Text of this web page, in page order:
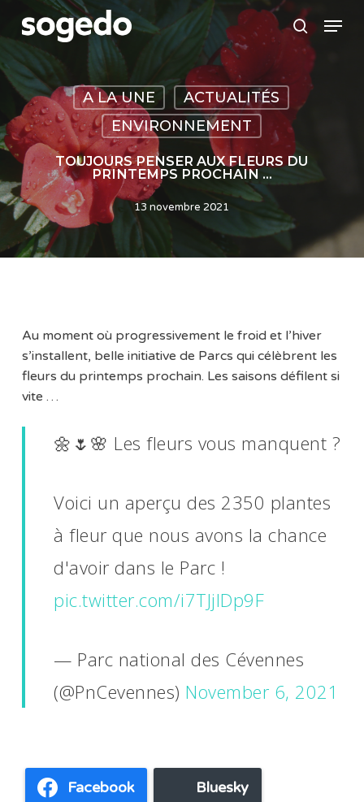
main
content
search
Menu
A LA UNE
ACTUALITÉS
ENVIRONNEMENT
TOUJOURS PENSER AUX FLEURS DU
PRINTEMPS PROCHAIN …
13 novembre 2021
Au moment où progressivement le froid et l’hiver
s’installent, belle initiative de Parcs qui célèbrent les
fleurs du printemps prochain. Les saisons défilent si
vite …
🌼🌷🌸 Les fleurs vous manquent ?
Voici un aperçu des 2350 plantes
à fleur que nous avons la chance
d'avoir dans le Parc !
pic.twitter.com/i7TJjIDp9F
— Parc national des Cévennes
(@PnCevennes) November 6, 2021
Facebook Bluesky